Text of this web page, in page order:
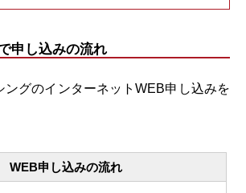
申し込みの流れ
ングのインターネットWEB申し込みを
WEB申し込みの流れ